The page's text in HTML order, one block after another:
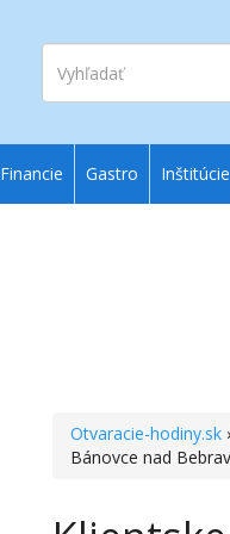
Vyhľadať
Otvaracie-hodiny.sk ›
Bánovce nad
Financie Gastro Inštitúcie